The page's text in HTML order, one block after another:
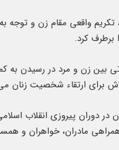
تکریم واقعی مقام زن و
کرد.
بین زن و مرد در رسیدن به
برای ارتقاء شخصیت زنان
در دوران پیروزی انقلاب
مادران، خواهران و